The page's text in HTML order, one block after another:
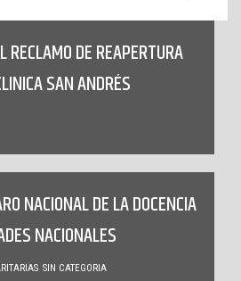
RECLAMO DE REAPERTURA
SAN ANDRÉS
NACIONAL DE LA DOCENCIA
NACIONALES
SIN CATEGORIA